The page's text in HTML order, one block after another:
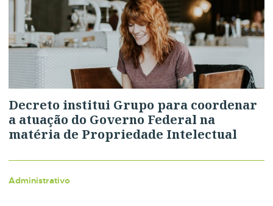
Decreto institui Grupo para coordenar
a atuação do Governo Federal na
matéria de Propriedade Intelectual
Administrativo